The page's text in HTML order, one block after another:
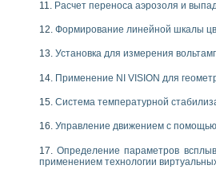
Расчет переноса аэрозоля и
Формирование линейной шкалы
Установка для измерения
Применение NI VISION для
Система температурной
Управление движением с помощью
Определение параметров
применением технологии